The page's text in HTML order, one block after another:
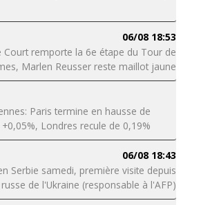
06/08 18:53
Court remporte la 6e étape du Tour de
Marlen Reusser reste maillot jaune
Paris termine en hausse de
Londres recule de 0,19%
06/08 18:43
Serbie samedi, première visite depuis
de l'Ukraine (responsable à l'AFP)